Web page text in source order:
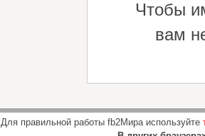
Чтобы
вам
Для правильной работы fb2Мира используйте